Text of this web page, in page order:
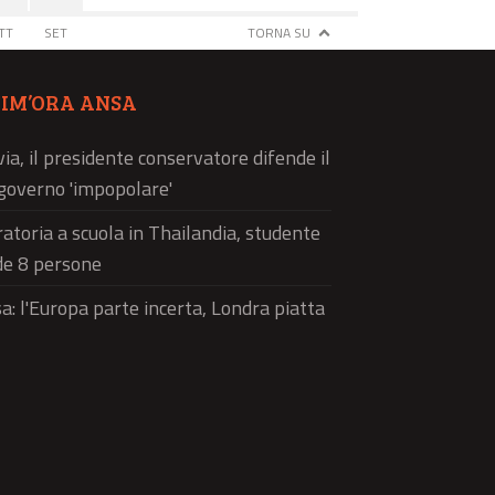
SET TORNA SU
ANSA
il presidente conservatore difende il
'impopolare'
a scuola in Thailandia, studente
8 persone
l'Europa parte incerta, Londra piatta